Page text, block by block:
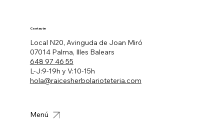
Local N20, Avinguda de Joan Miró
07014 Palma, Illes Balears
648 97 46 55
L-J:9-19h y V:10-15h
hola@raicesherbolarioteteria.com
Contacte
Menú